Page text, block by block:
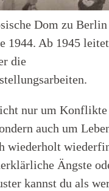
Dom zu
1944. Ab 1945
die
nur um
auch um
wiederholt
Ängste
kannst du als